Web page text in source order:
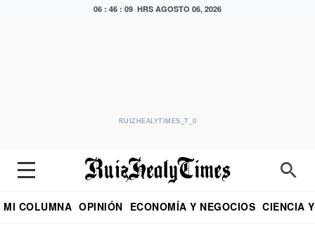
06 : 46 : 10 HRS AGOSTO 06, 2026
RUIZHEALYTIMES_T_0
MI COLUMNA OPINIÓN ECONOMÍA Y NEGOCIOS CIENCIA